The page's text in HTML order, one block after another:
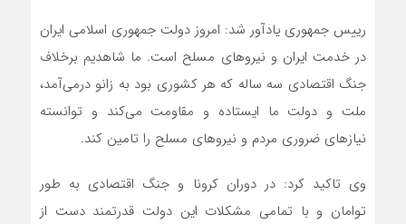
رییس جمهوری یادآور شد: امروز دولت جمهوری اسلامی ایران
در خدمت ایران و نیروهای مسلح است. ما شاهدیم برخلاف
جنگ اقتصادی سه ساله که هر کشوری بود به زانو درمی‌آمد،
ملت و دولت ما ایستاده و مقاومت می‌کند و توانسته
نیازهای ضروری مردم و نیروهای مسلح را تامین کند.
وی تاکید کرد: در دوران کرونا و جنگ اقتصادی به طور
توامان و با تمامی مشکلات این دولت قدرتمند دست از